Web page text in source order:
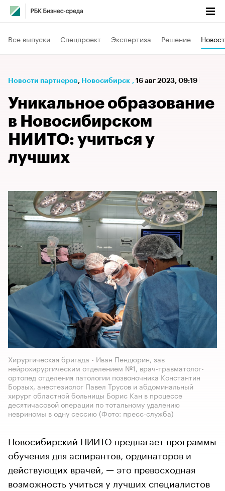
Все выпуски Спецпроект Экспертиза Решение
Новости партнеров⁠, Новосибирск , 16 авг 2023, 09:19
Уникальное образование
в Новосибирском
НИИТО: учиться у
лучших
Хирургическая бригада - Иван Пендюрин, зав
нейрохирургическим отделением №1, врач-травматолог-
ортопед отделения патологии позвоночника Константин
Борзых, анестезиолог Павел Трусов и абдоминальный
хирург областной больницы Борис Кан в процессе
десятичасовой операции по тотальному удалению
невриномы в одну сессию (Фото: пресс-служба)
Новосибирский НИИТО предлагает программы
обучения для аспирантов, ординаторов и
действующих врачей, — это превосходная
возможность учиться у лучших специалистов